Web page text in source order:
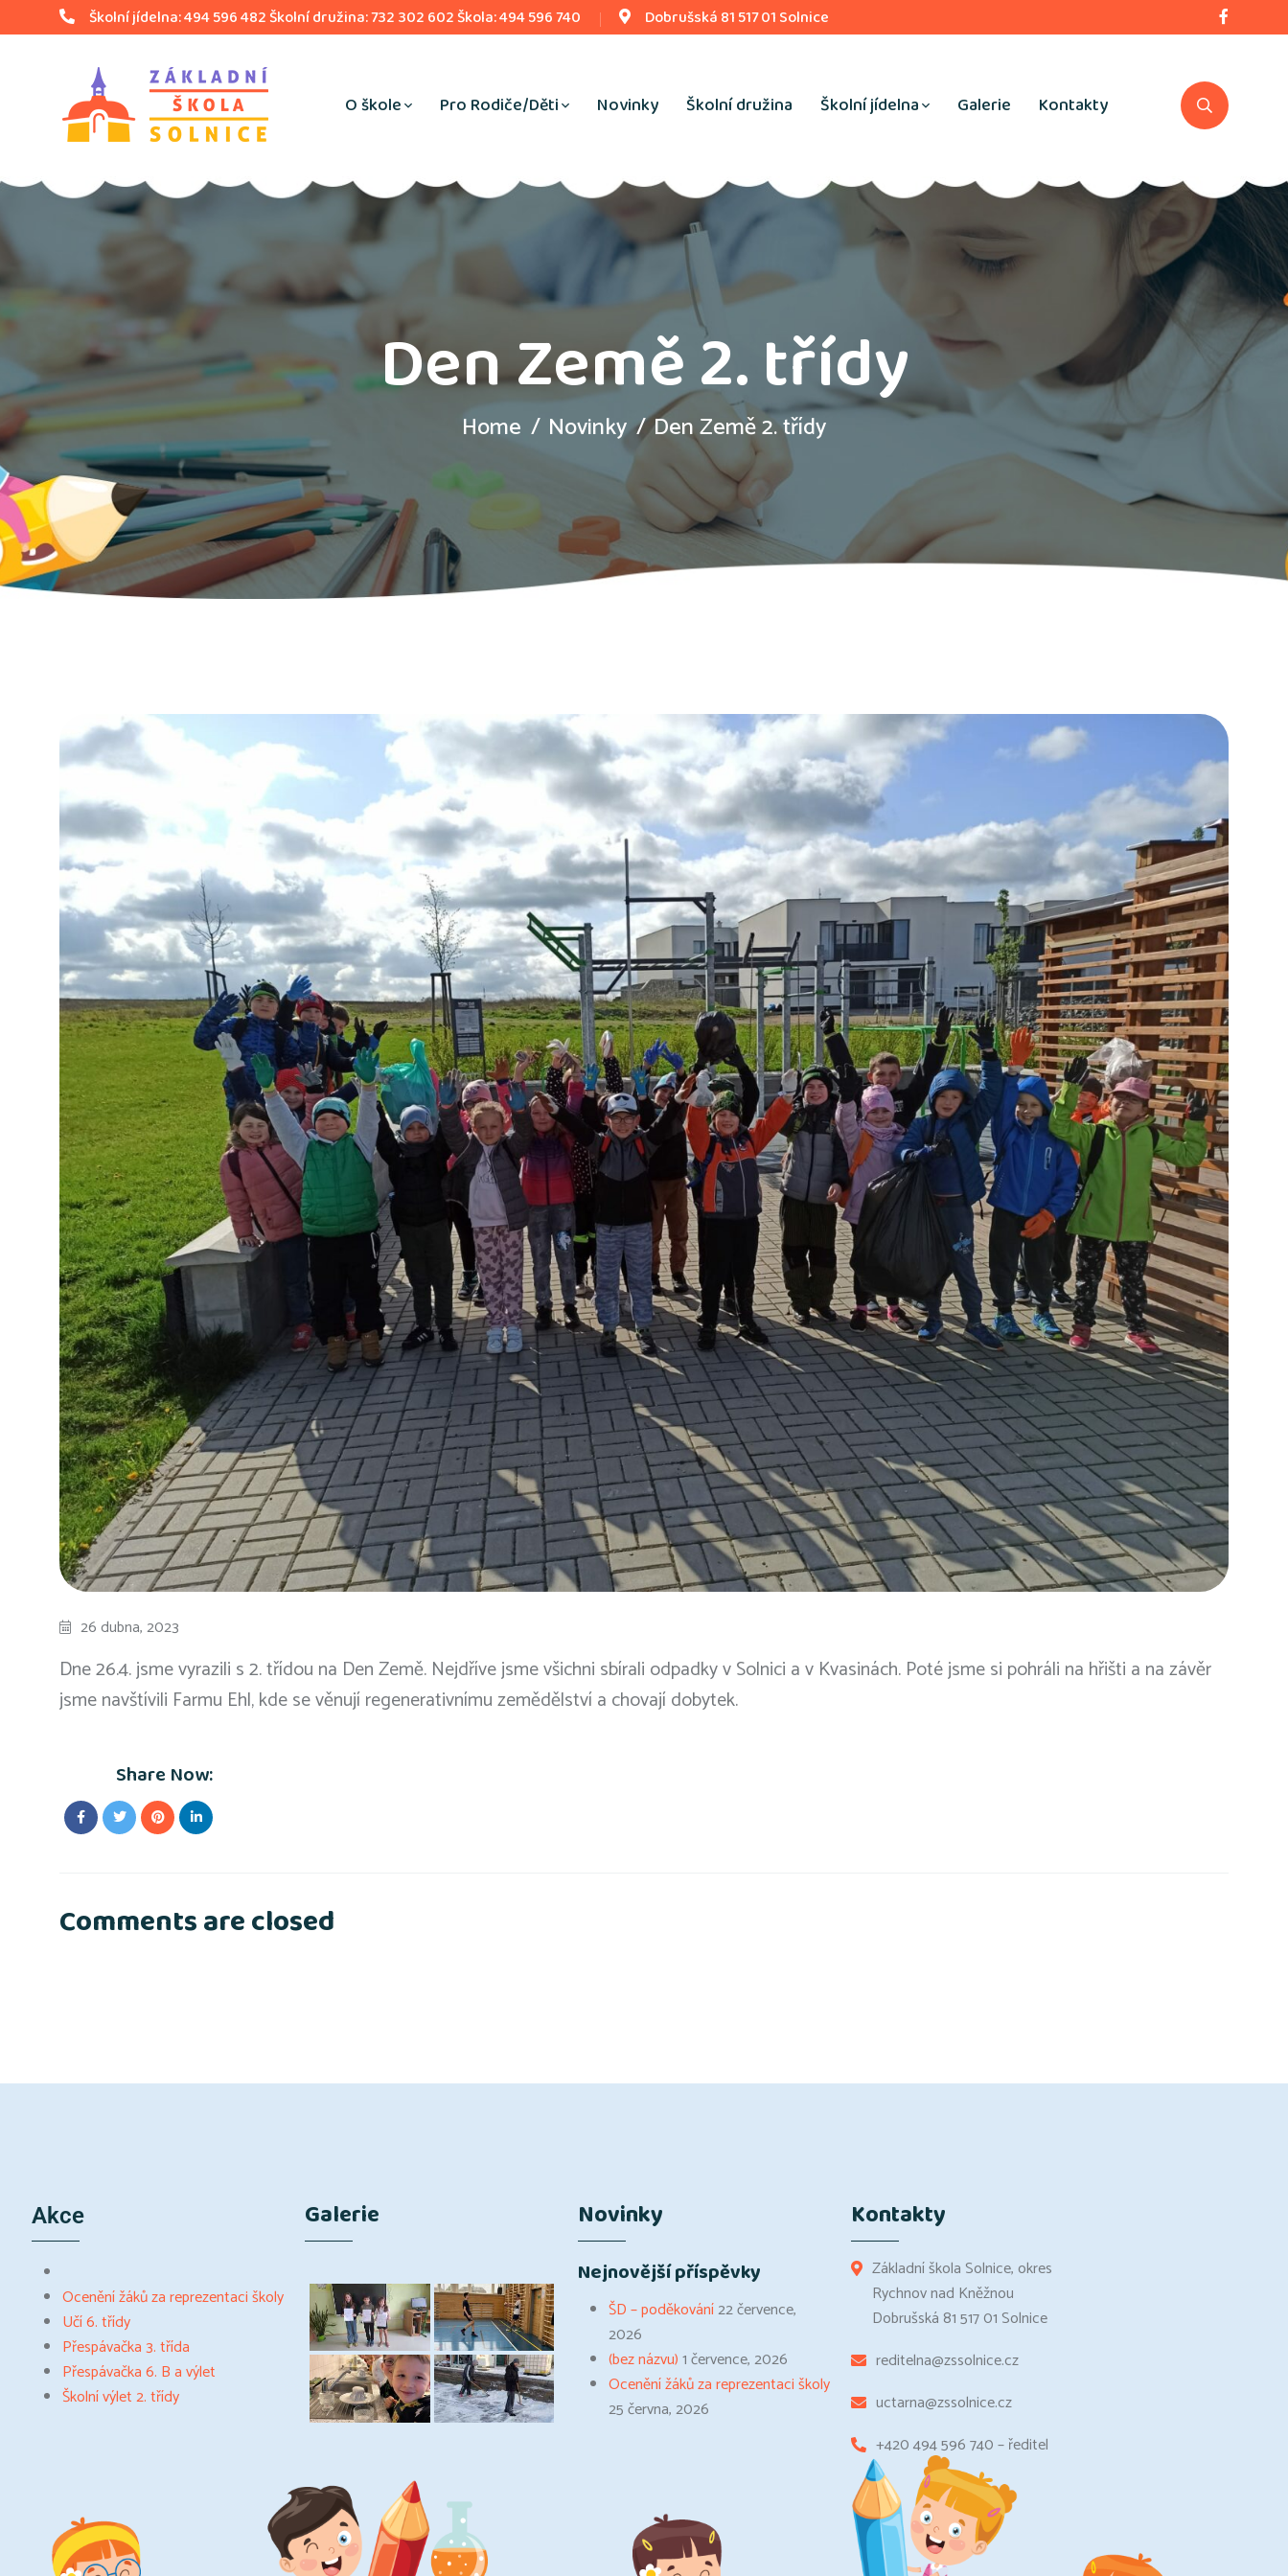
Školní jídelna: 494 596 482 Školní družina: 732 302 602 Škola: 494 596 740 Dobrušská 81 517 01 Solnice
O škole Pro Rodiče/Děti Novinky Školní družina Školní jídelna Galerie Kontakty
Den Země 2. třídy
Home Novinky Den Země 2. třídy
26 dubna, 2023
Dne 26.4. jsme vyrazili s 2. třídou na Den Země. Nejdříve jsme všichni sbírali odpadky v Solnici a v Kvasinách. Poté jsme si pohráli na hřišti a na závěr
jsme navštívili Farmu Ehl, kde se věnují regenerativnímu zemědělství a chovají dobytek.
Share Now:
Comments are closed
Akce
Ocenění žáků za reprezentaci školy
Učí 6. třídy
Přespávačka 3. třída
Přespávačka 6. B a výlet
Školní výlet 2. třídy
Galerie Novinky
Nejnovější příspěvky
ŠD – poděkování22 července,
2026
(bez názvu)1 července, 2026
Ocenění žáků za reprezentaci školy
25 června, 2026
Kontakty
Základní škola Solnice, okres
Rychnov nad Kněžnou
Dobrušská 81 517 01 Solnice
reditelna@zssolnice.cz
uctarna@zssolnice.cz
+420 494 596 740 – ředitel